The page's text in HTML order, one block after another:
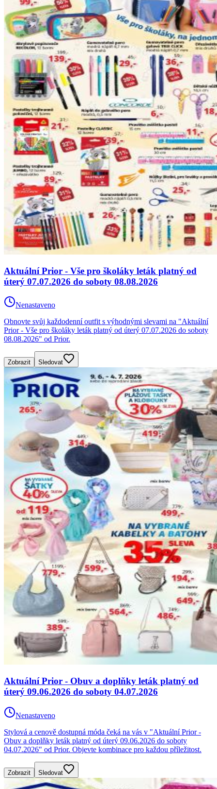
Aktuální Prior - Vše pro školáky leták platný od
úterý 07.07.2026 do soboty 08.08.2026
Nenastaveno
Obnovte svůj každodenní outfit s výhodnými slevami na "Aktuální
Prior - Vše pro školáky leták platný od úterý 07.07.2026 do soboty
08.08.2026" od Prior.
Zobrazit Sledovat
Aktuální Prior - Obuv a doplňky leták platný od
úterý 09.06.2026 do soboty 04.07.2026
Nenastaveno
Stylová a cenově dostupná móda čeká na vás v "Aktuální Prior -
Obuv a doplňky leták platný od úterý 09.06.2026 do soboty
04.07.2026" od Prior. Objevte kombinace pro každou příležitost.
Zobrazit Sledovat